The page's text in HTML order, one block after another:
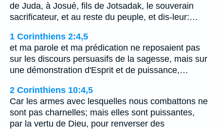
de Juda, à Josué, fils de Jotsadak, le souverain
sacrificateur, et au reste du peuple, et dis-leur:…
1 Corinthiens 2:4,5
et ma parole et ma prédication ne reposaient pas
sur les discours persuasifs de la sagesse, mais sur
une démonstration d'Esprit et de puissance,…
2 Corinthiens 10:4,5
Car les armes avec lesquelles nous combattons ne
sont pas charnelles; mais elles sont puissantes,
par la vertu de Dieu, pour renverser des